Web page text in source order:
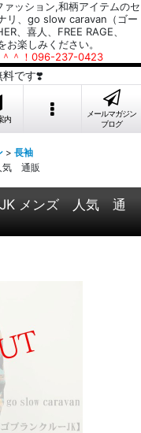
ッション,和柄アイテムのセ
リ、go slow caravan（ゴー
、喜人、FREE RAGE、
楽しみください。
＾＾！096-237-0423
料です❣️
内
メールマガジン
ブログ
> 長袖
気 通販
JK メンズ 人気 通